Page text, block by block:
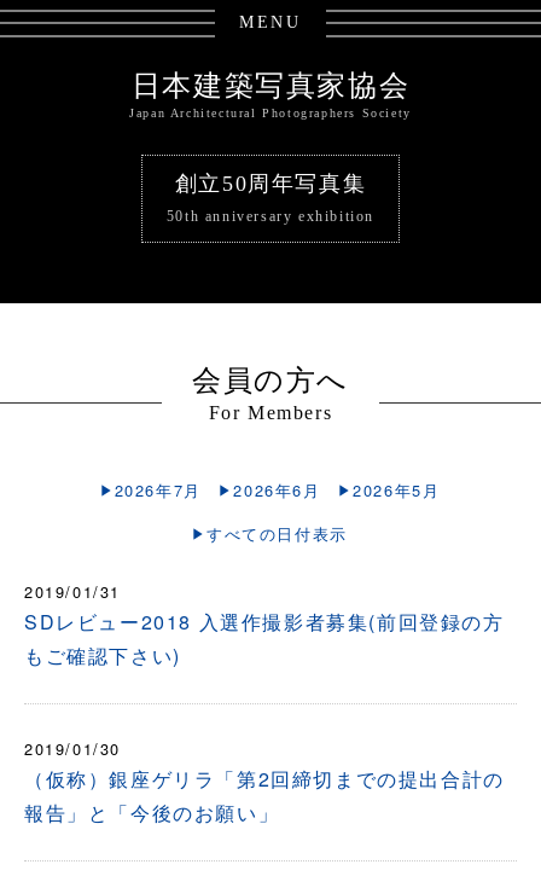
MENU
日本建築写真家協会
Japan Architectural Photographers Society
創立50周年写真集
50th anniversary exhibition
会員の方へ
For Members
2026年7月 2026年6月
2026年5月
すべての日付表示
2019/01/31
SDレビュー2018 入選作撮影者募集(前回登録の方
もご確認下さい)
2019/01/30
（仮称）銀座ゲリラ「第2回締切までの提出合計の
報告」と「今後のお願い」